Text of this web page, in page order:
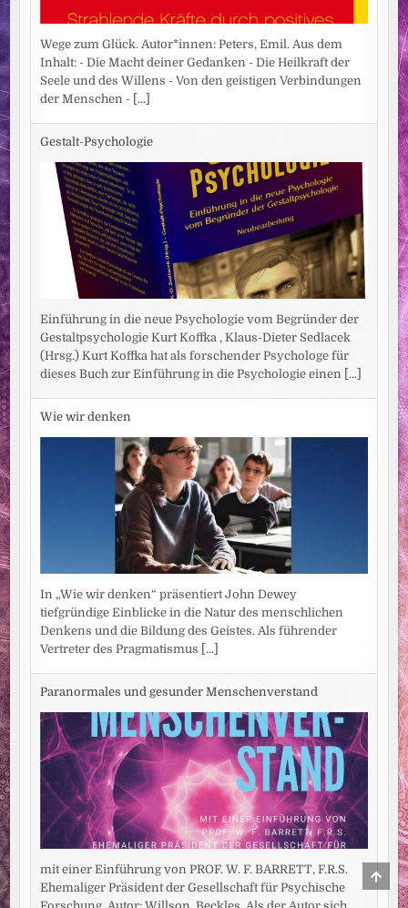
Wege zum Glück. Autor*innen: Peters, Emil. Aus dem
Inhalt: - Die Macht deiner Gedanken - Die Heilkraft der
Seele und des Willens - Von den geistigen Verbindungen
der Menschen - [...]
Gestalt-Psychologie
Einführung in die neue Psychologie vom Begründer der
Gestaltpsychologie Kurt Koffka , Klaus-Dieter Sedlacek
(Hrsg.) Kurt Koffka hat als forschender Psychologe für
dieses Buch zur Einführung in die Psychologie einen [...]
Wie wir denken
In „Wie wir denken“ präsentiert John Dewey
tiefgründige Einblicke in die Natur des menschlichen
Denkens und die Bildung des Geistes. Als führender
Vertreter des Pragmatismus [...]
Paranormales und gesunder Menschenverstand
mit einer Einführung von PROF. W. F. BARRETT, F.R.S.
Ehemaliger Präsident der Gesellschaft für Psychische
TO
TOP